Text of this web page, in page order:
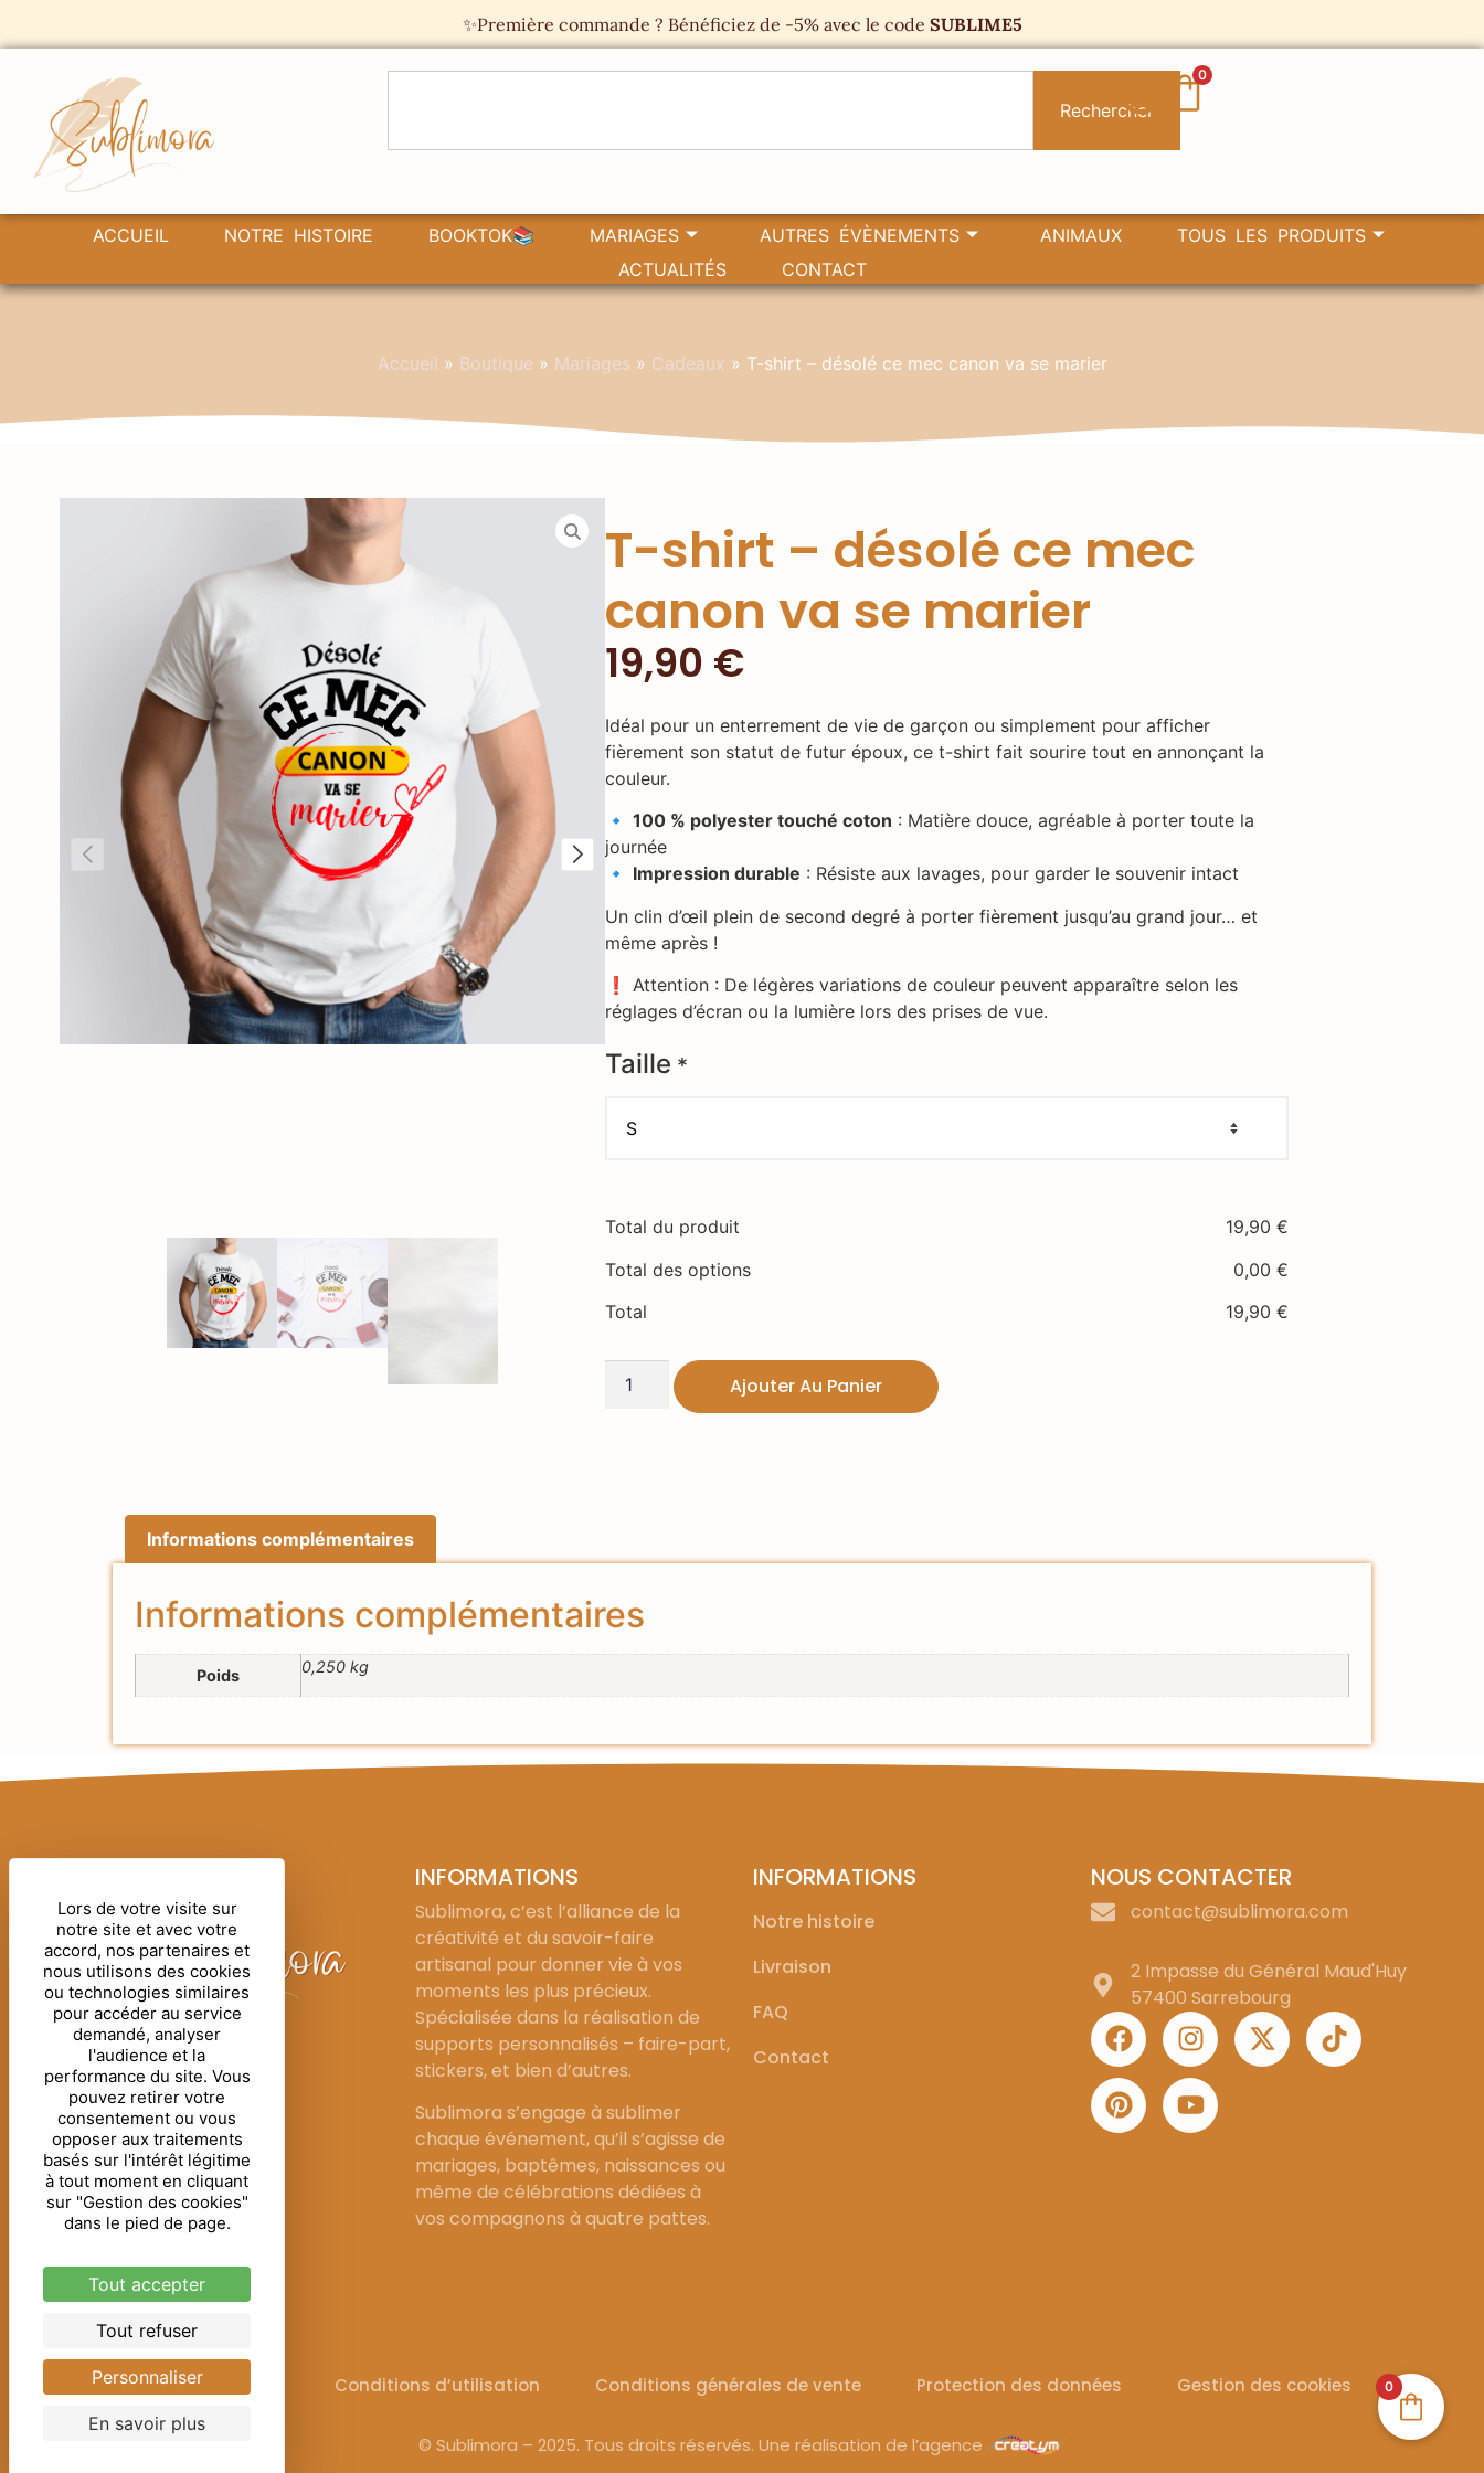
✨Première commande ? Bénéficiez de -5% avec le code SUBLIME5
Rechercher
0
ACCUEIL NOTRE HISTOIRE BOOKTOK📚 MARIAGES AUTRES ÉVÈNEMENTS ANIMAUX
TOUS LES PRODUITS
ACTUALITÉS
CONTACT
Accueil » Boutique » Mariages » Cadeaux » T-shirt – désolé ce mec canon va se marier
T-shirt – désolé ce mec
canon va se marier
19,90 €
Idéal pour un enterrement de vie de garçon ou simplement pour afficher
fièrement son statut de futur époux, ce t-shirt fait sourire tout en annonçant la
couleur.
🔹100 % polyester touché coton : Matière douce, agréable à porter toute la
journée
🔹 Impression durable : Résiste aux lavages, pour garder le souvenir intact
Un clin d’œil plein de second degré à porter fièrement jusqu’au grand jour… et
même après !
❗ Attention : De légères variations de couleur peuvent apparaître selon les
réglages d’écran ou la lumière lors des prises de vue.
Taille *
Total du produit 19,90 €
Total des options
0,00 €
Total
19,90 €
Ajouter Au Panier
Informations complémentaires
Informations complémentaires
Poids 0,250 kg
INFORMATIONS
Sublimora, c’est l’alliance de la
créativité et du savoir-faire
artisanal pour donner vie à vos
moments les plus précieux.
Spécialisée dans la réalisation de
supports personnalisés – faire-part,
stickers, et bien d’autres.
Sublimora s’engage à sublimer
chaque événement, qu’il s’agisse de
mariages, baptêmes, naissances ou
même de célébrations dédiées à
vos compagnons à quatre pattes.
INFORMATIONS
Notre histoire
Livraison
FAQ
Contact
NOUS CONTACTER
contact@sublimora.com
2 Impasse du Général Maud'Huy
57400 Sarrebourg
Mentions légales Conditions d’utilisation Conditions générales de vente Protection des données Gestion des cookies
© Sublimora – 2025. Tous droits réservés. Une réalisation de l’agence
0
Lors de votre visite sur
notre site et avec votre
accord, nos partenaires et
nous utilisons des cookies
ou technologies similaires
pour accéder au service
demandé, analyser
l'audience et la
performance du site. Vous
pouvez retirer votre
consentement ou vous
opposer aux traitements
basés sur l'intérêt légitime
à tout moment en cliquant
sur "Gestion des cookies"
dans le pied de page.
Tout accepter
Tout refuser
Personnaliser
En savoir plus